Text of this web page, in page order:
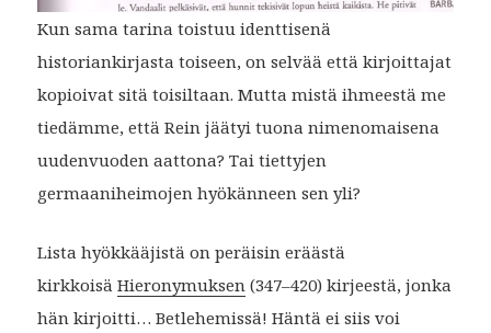
Kun sama tarina toistuu identtisenä
historiankirjasta toiseen, on selvää että kirjoittajat
kopioivat sitä toisiltaan. Mutta mistä ihmeestä me
tiedämme, että Rein jäätyi tuona nimenomaisena
uudenvuoden aattona? Tai tiettyjen
germaaniheimojen hyökänneen sen yli?
Lista hyökkääjistä on peräisin eräästä
kirkkoisäHieronymuksen (347–420) kirjeestä, jonka
hän kirjoitti… Betlehemissä! Häntä ei siis voi